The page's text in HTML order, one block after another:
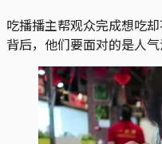
吃播播主帮观众完成想吃
背后，他们要面对的是人气